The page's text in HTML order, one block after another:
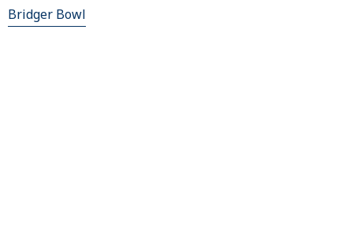
Bridger Bowl